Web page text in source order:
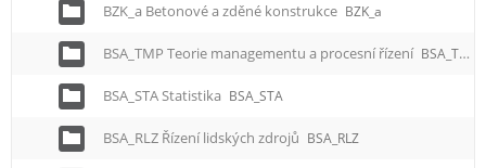
BZK_a Betonové a zděné konstrukce BZK_a
BSA_TMP Teorie managementu a procesní řízení BSA_TMP
BSA_STA Statistika BSA_STA
BSA_RLZ Řízení lidských zdrojů BSA_RLZ